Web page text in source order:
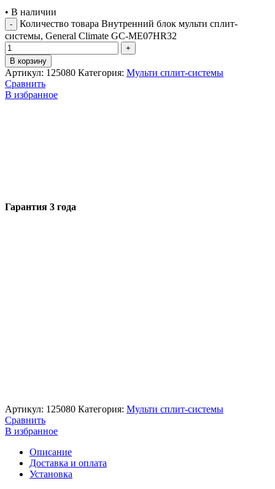
• В наличии
Количество товара Внутренний блок мульти сплит-
системы, General Climate GC-ME07HR32
В корзину
Артикул: 125080 Категория: Мульти сплит-системы
Сравнить
В избранное
Гарантия 3 года
Артикул: 125080 Категория: Мульти сплит-системы
Сравнить
В избранное
Описание
Доставка и оплата
Установка